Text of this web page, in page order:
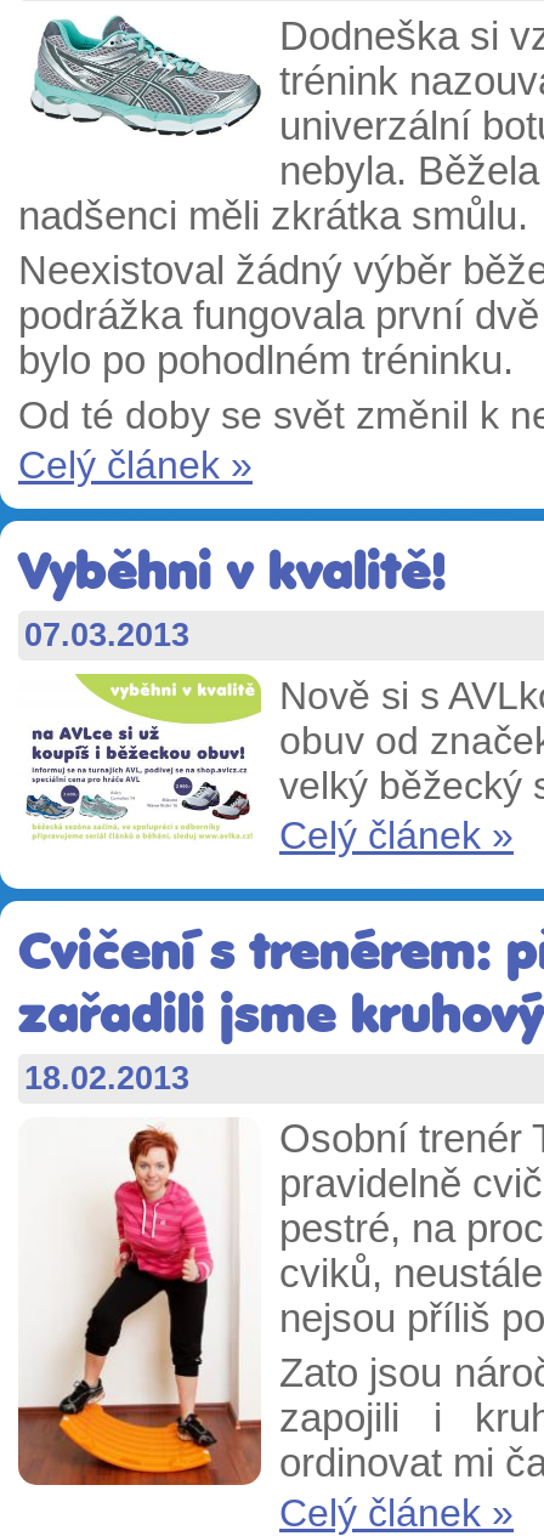
Dodneška si
trénink
univerzální
nebyla.
nadšenci měli zkrátka smůlu.
Neexistoval žádný výběr
podrážka fungovala první
bylo po pohodlném tréninku.
Od té doby se svět změnil k
Celý článek »
Vyběhni v kvalitě!
07.03.2013
Nově si s
obuv od
velký běžecký
Celý článek »
Cvičení s trenérem:
zařadili jsme
18.02.2013
Osobní trenér
pravidelně
pestré, na
cviků,
nejsou příliš
Zato jsou
zapojili i
ordinovat mi
Celý článek »